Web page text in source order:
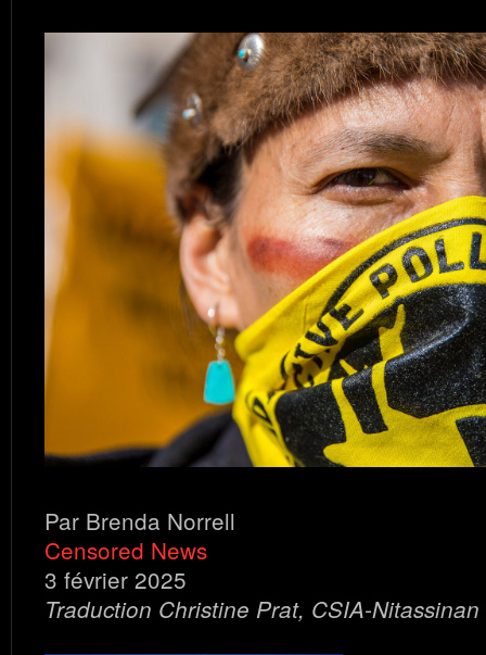
Par Brenda Norrell
Censored News
3 février 2025
Traduction Christine Prat, CSIA-Nitassinan